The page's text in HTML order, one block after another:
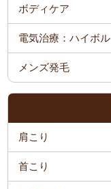
ボディケア
電気治療：ハイボ
メンズ発毛
肩こり
首こり